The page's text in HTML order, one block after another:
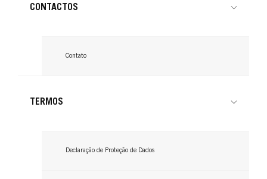
GLISS
CONTACTOS
Contato
TERMOS
Declaração de Proteção de Dados